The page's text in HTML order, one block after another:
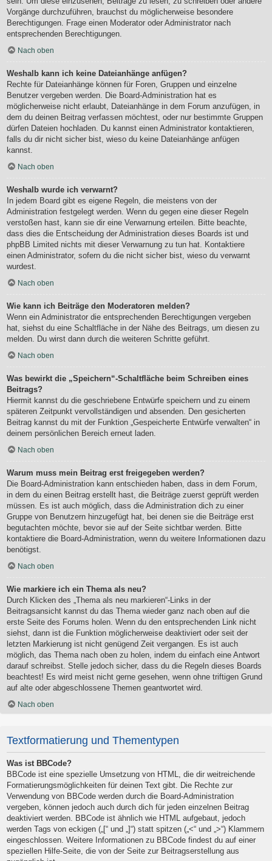
Vorgänge durchzuführen, brauchst du möglicherweise besondere
Berechtigungen. Frage einen Moderator oder Administrator nach
entsprechenden Berechtigungen.
Nach oben
Weshalb kann ich keine Dateianhänge anfügen?
Rechte für Dateianhänge können für Foren, Gruppen und einzelne
Benutzer vergeben werden. Die Board-Administration hat es
möglicherweise nicht erlaubt, Dateianhänge in dem Forum anzufügen, in
dem du deinen Beitrag verfassen möchtest, oder nur bestimmte Gruppen
dürfen Dateien hochladen. Du kannst einen Administrator kontaktieren,
falls du dir nicht sicher bist, wieso du keine Dateianhänge anfügen
kannst.
Nach oben
Weshalb wurde ich verwarnt?
In jedem Board gibt es eigene Regeln, die meistens von der
Administration festgelegt werden. Wenn du gegen eine dieser Regeln
verstoßen hast, kann sie dir eine Verwarnung erteilen. Bitte beachte,
dass dies die Entscheidung der Administration dieses Boards ist und
phpBB Limited nichts mit dieser Verwarnung zu tun hat. Kontaktiere
einen Administrator, sofern du die nicht sicher bist, wieso du verwarnt
wurdest.
Nach oben
Wie kann ich Beiträge den Moderatoren melden?
Wenn ein Administrator die entsprechenden Berechtigungen vergeben
hat, siehst du eine Schaltfläche in der Nähe des Beitrags, um diesen zu
melden. Du wirst dann durch die weiteren Schritte geführt.
Nach oben
Was bewirkt die „Speichern“-Schaltfläche beim Schreiben eines
Beitrags?
Hiermit kannst du die geschriebene Entwürfe speichern und zu einem
späteren Zeitpunkt vervollständigen und absenden. Den gesicherten
Beitrag kannst du mit der Funktion „Gespeicherte Entwürfe verwalten“ in
deinem persönlichen Bereich erneut laden.
Nach oben
Warum muss mein Beitrag erst freigegeben werden?
Die Board-Administration kann entschieden haben, dass in dem Forum,
in dem du einen Beitrag erstellt hast, die Beiträge zuerst geprüft werden
müssen. Es ist auch möglich, dass die Administration dich zu einer
Gruppe von Benutzern hinzugefügt hat, bei denen sie die Beiträge erst
begutachten möchte, bevor sie auf der Seite sichtbar werden. Bitte
kontaktiere die Board-Administration, wenn du weitere Informationen dazu
benötigst.
Nach oben
Wie markiere ich ein Thema als neu?
Durch Klicken des „Thema als neu markieren“-Links in der
Beitragsansicht kannst du das Thema wieder ganz nach oben auf die
erste Seite des Forums holen. Wenn du den entsprechenden Link nicht
siehst, dann ist die Funktion möglicherweise deaktiviert oder seit der
letzten Markierung ist nicht genügend Zeit vergangen. Es ist auch
möglich, das Thema nach oben zu holen, indem du einfach eine Antwort
darauf schreibst. Stelle jedoch sicher, dass du die Regeln dieses Boards
beachtest! Es wird meist nicht gerne gesehen, wenn ohne triftigen Grund
auf alte oder abgeschlossene Themen geantwortet wird.
Nach oben
Textformatierung und Thementypen
Was ist BBCode?
BBCode ist eine spezielle Umsetzung von HTML, die dir weitreichende
Formatierungsmöglichkeiten für deinen Text gibt. Die Rechte zur
Verwendung von BBCode werden durch die Board-Administration
vergeben, können jedoch auch durch dich für jeden einzelnen Beitrag
deaktiviert werden. BBCode ist ähnlich wie HTML aufgebaut, jedoch
werden Tags von eckigen („[“ und „]“) statt spitzen („<“ und „>“) Klammern
eingeschlossen. Weitere Informationen zu BBCode findest du auf einer
speziellen Hilfe-Seite, die von der Seite zur Beitragserstellung aus